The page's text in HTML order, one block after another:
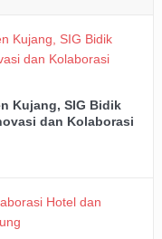
Kujang, SIG Bidik
dan Kolaborasi